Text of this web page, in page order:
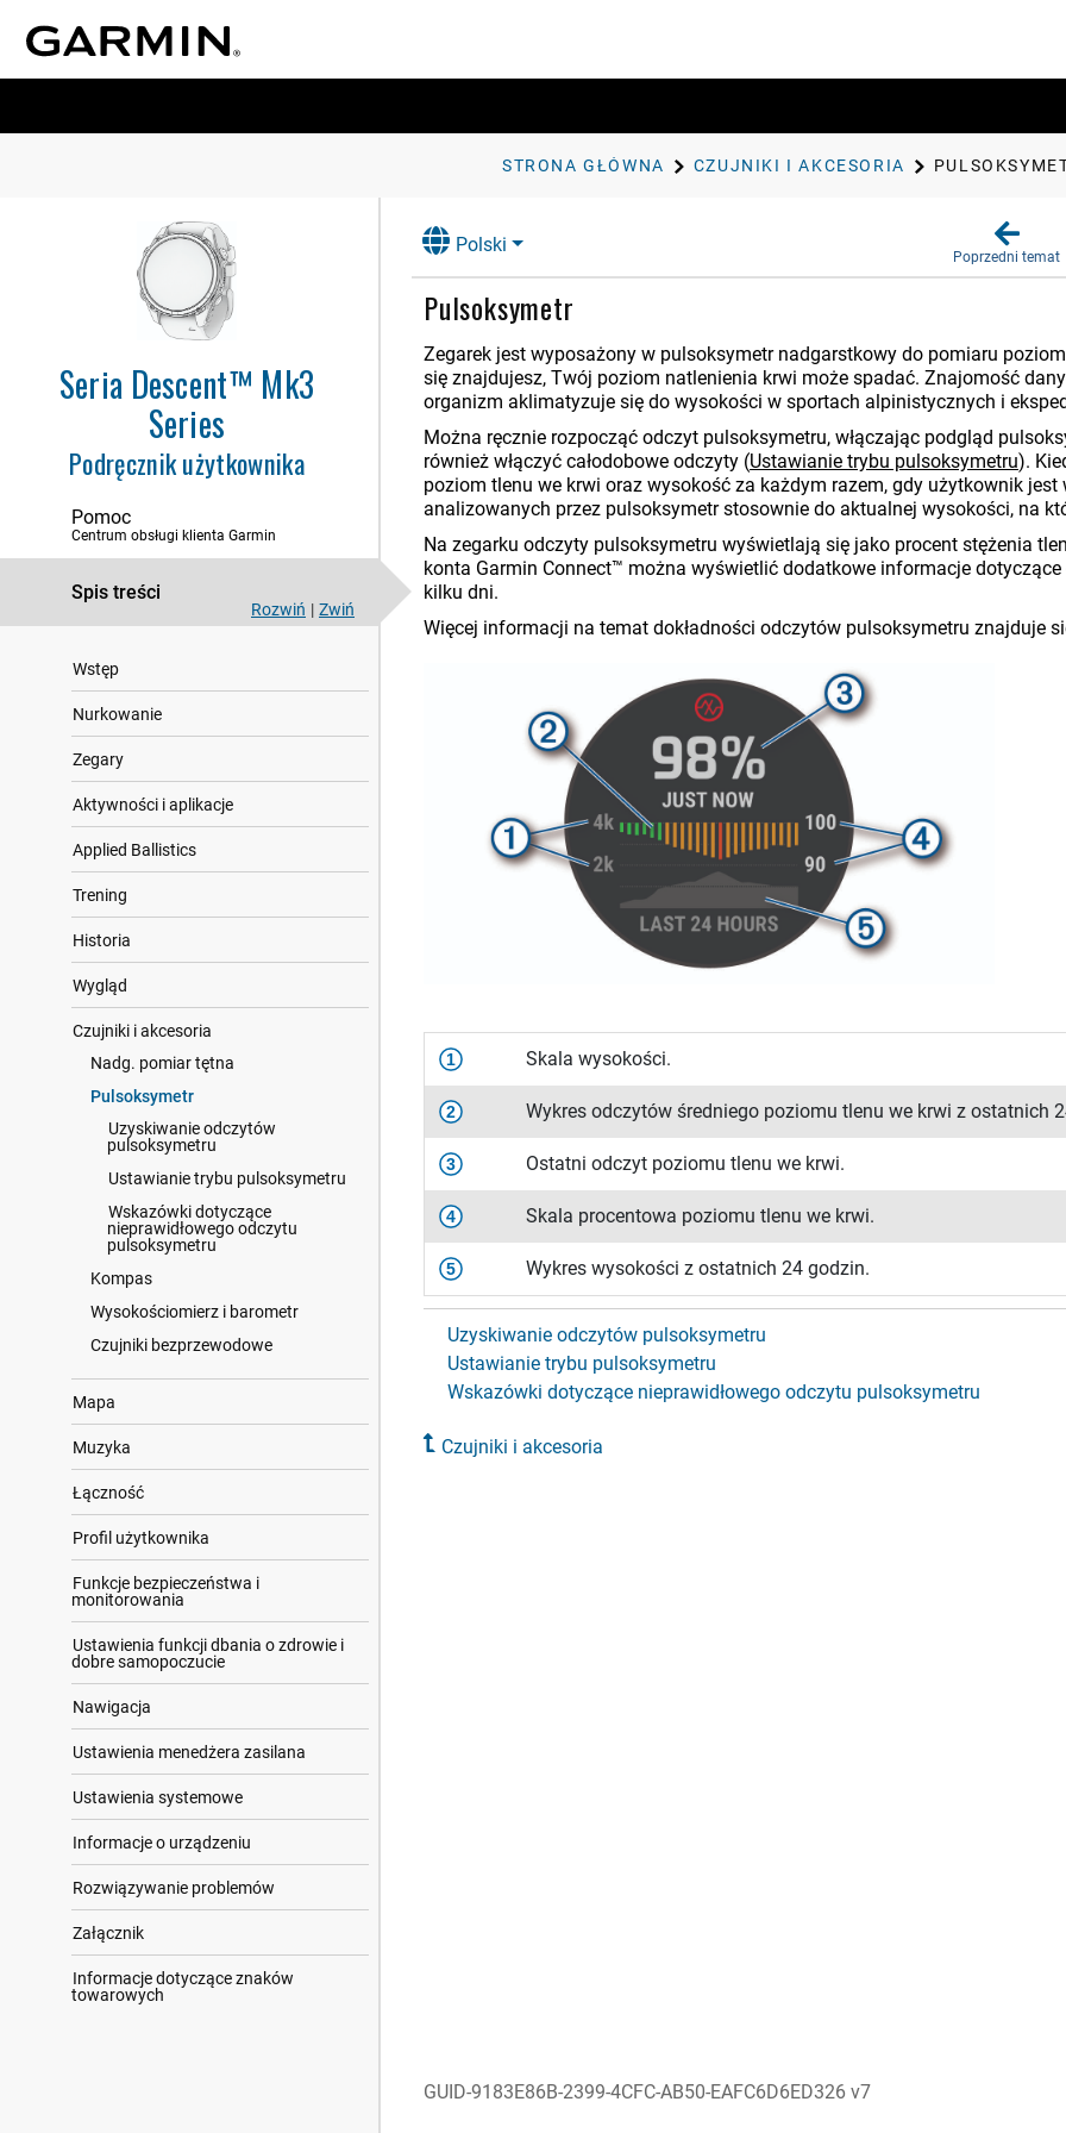
STRONA GŁÓWNA CZUJNIKI I AKCESORIA
Seria Descent™ Mk3
Series
Podręcznik użytkownika
Pomoc
Centrum obsługi klienta Garmin
Spis treści
Rozwiń | Zwiń
Wstęp
Nurkowanie
Zegary
Aktywności i aplikacje
Applied Ballistics
Trening
Historia
Wygląd
Czujniki i akcesoria
Nadg. pomiar tętna
Pulsoksymetr
Uzyskiwanie odczytów
pulsoksymetru
Ustawianie trybu pulsoksymetru
Wskazówki dotyczące
nieprawidłowego odczytu
pulsoksymetru
Kompas
Wysokościomierz i barometr
Czujniki bezprzewodowe
Mapa
Muzyka
Łączność
Profil użytkownika
Funkcje bezpieczeństwa i
monitorowania
Ustawienia funkcji dbania o zdrowie i
dobre samopoczucie
Nawigacja
Ustawienia menedżera zasilana
Ustawienia systemowe
Informacje o urządzeniu
Rozwiązywanie problemów
Załącznik
Informacje dotyczące znaków
towarowych
Polski
Poprzedni temat
Pulsoksymetr
Zegarek jest wyposażony w pulsoksymetr nadgarstkowy do pomiaru
się znajdujesz, Twój poziom natlenienia krwi może spadać. Znajomość
organizm aklimatyzuje się do wysokości w sportach alpinistycznych i
Można ręcznie rozpocząć odczyt pulsoksymetru, włączając podgląd
również włączyć całodobowe odczyty (Ustawianie trybu pulsoksymetru).
poziom tlenu we krwi oraz wysokość za każdym razem, gdy użytkownik
analizowanych przez pulsoksymetr stosownie do aktualnej wysokości, na
Na zegarku odczyty pulsoksymetru wyświetlają się jako procent stężenia
konta Garmin Connect™ można wyświetlić dodatkowe informacje
kilku dni.
Więcej informacji na temat dokładności odczytów pulsoksymetru znajduje
1 Skala wysokości.
2 Wykres odczytów średniego poziomu tlenu we krwi z ostatnich
3 Ostatni odczyt poziomu tlenu we krwi.
4 Skala procentowa poziomu tlenu we krwi.
5 Wykres wysokości z ostatnich 24 godzin.
Uzyskiwanie odczytów pulsoksymetru
Ustawianie trybu pulsoksymetru
Wskazówki dotyczące nieprawidłowego odczytu pulsoksymetru
Czujniki i akcesoria
GUID-9183E86B-2399-4CFC-AB50-EAFC6D6ED326 v7